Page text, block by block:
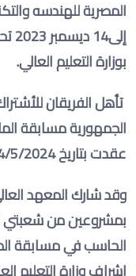
بوزارة التعليم العالي.
تأهل الفريقان
الجمهورية مسابقة
عقدت بتاريخ 14/5/2024
وقد شارك المعهد
بمشروعين من شعبتي
الحاسب في مسابقة